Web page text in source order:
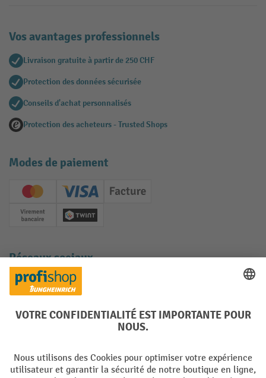
Vos avantages professionnels
Livraison gratuite à partir de 250 CHF
Protection des données sécurisée
Conseils d'achat personnalisés
Protection des acheteurs - Trusted Shops
Modes de paiement
Creditcard (Master)Creditcard (Visa)
Facture
Paiement anticipé
Twint
Réseaux sociaux
Facebook
YouTube
LinkedInInstagram